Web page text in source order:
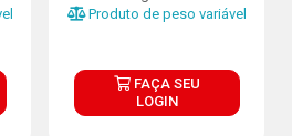
Produto de peso variável
FAÇA SEU
LOGIN